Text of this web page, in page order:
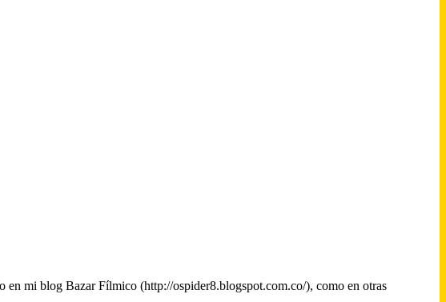
en mi blog Bazar Fílmico (http://ospider8.blogspot.com.co/), como en otras